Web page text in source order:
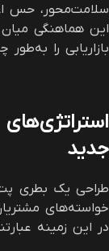
سلامت‌محور، حس
این هماهنگی میان
بازاریابی را
جدید
طراحی یک بطری پت
خواسته‌های
در این زمینه